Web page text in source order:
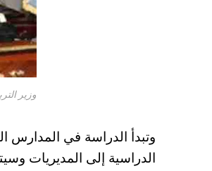
وزير
الدراسية إلى المديريات